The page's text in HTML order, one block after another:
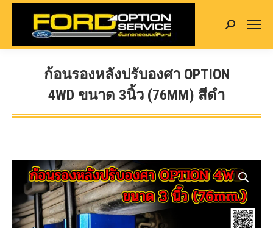
Search:
ก้อนรองหลังปรับองศา OPTION
4WD ขนาด 3นิ้ว (76MM) สีดำ
You are here: